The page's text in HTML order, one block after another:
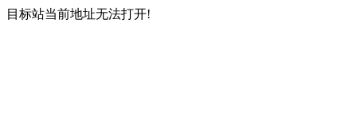
目标站当前地址无法打开!